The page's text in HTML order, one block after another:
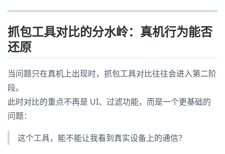
抓包工具对比的分水岭：真机行为能否
还原
当问题只在真机上出现时，抓包工具对比往往会进入第二阶
段。
此时对比的重点不再是 UI、过滤功能，而是一个更基础的
问题：
这个工具，能不能让我看到真实设备上的通信？